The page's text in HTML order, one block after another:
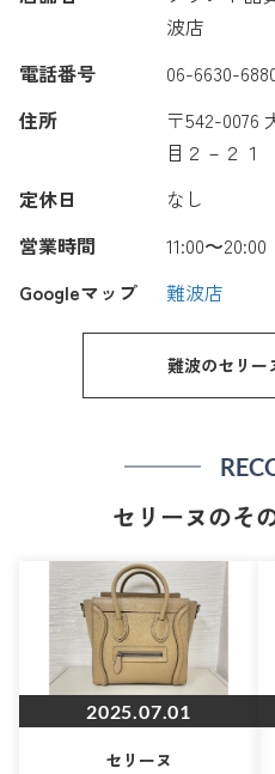
波店
電話番号
06-6630-
住所
〒542-0076
目２－２１
定休日
なし
営業時間
11:00〜20:00
Googleマップ
難波店
難波のセリー
セリーヌのそ
2025.07.01
セリーヌ